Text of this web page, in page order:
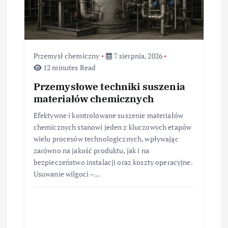
u
Przemysł chemiczny
7 sierpnia, 2026
12 minutes Read
Przemysłowe techniki suszenia
materiałów chemicznych
Efektywne i kontrolowane suszenie materiałów
chemicznych stanowi jeden z kluczowych etapów
wielu procesów technologicznych, wpływając
zarówno na jakość produktu, jak i na
bezpieczeństwo instalacji oraz koszty operacyjne.
Usuwanie wilgoci –…